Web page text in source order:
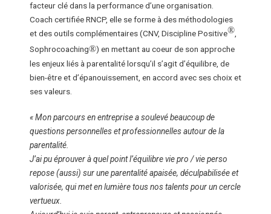
facteur clé dans la performance d’une organisation.
Coach certifiée RNCP, elle se forme à des méthodologies
et des outils complémentaires (CNV, Discipline Positive®
Sophrocoaching®) en mettant au coeur de son approche
les enjeux liés à parentalité lorsqu’il s’agit d’équilibre, de
bien-être et d’épanouissement, en accord avec ses choix et
ses valeurs.
« Mon parcours en entreprise a soulevé beaucoup de
questions personnelles et professionnelles autour de la
parentalité.
J’ai pu éprouver à quel point l’équilibre vie pro / vie perso
repose (aussi) sur une parentalité apaisée, déculpabilisée et
valorisée, qui met en lumière tous nos talents pour un cercle
vertueux.